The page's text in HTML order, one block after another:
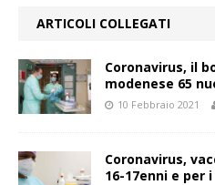
ARTICOLI COLLEGATI
Coronavirus, il
modenese 65
10 Febbraio 2021
Coronavirus,
16-17enni e per